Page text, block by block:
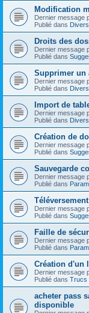
Modification
Dernier message
Publié dans Divers
Droits des
Dernier message
Publié dans
Supprimer un
Dernier message
Publié dans Divers
Import de
Dernier message
Publié dans Divers
Création de
Dernier message
Publié dans
Sauvegarde
Dernier message
Publié dans
Dernier message
Publié dans
Faille de
Dernier message
Publié dans
Création d'un
Dernier message
Publié dans Trucs
acheter pass
disponible